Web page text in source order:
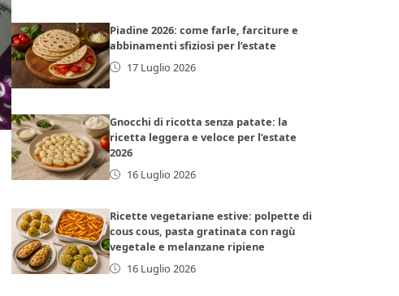
Piadine 2026: come farle, farciture e
abbinamenti sfiziosi per l’estate
17 Luglio 2026
Gnocchi di ricotta senza patate: la
ricetta leggera e veloce per l’estate
2026
16 Luglio 2026
Ricette vegetariane estive: polpette di
cous cous, pasta gratinata con ragù
vegetale e melanzane ripiene
16 Luglio 2026